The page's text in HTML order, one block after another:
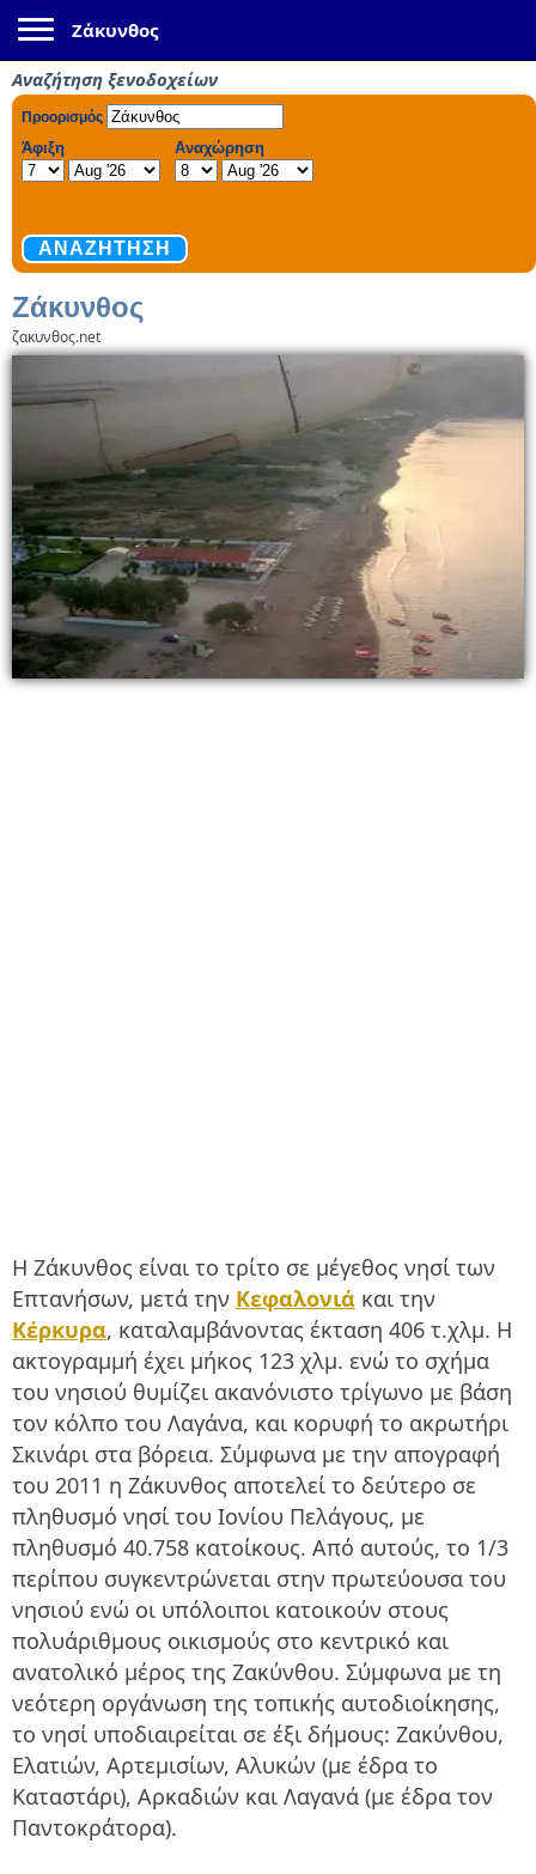
Ζάκυνθος
Αναζήτηση ξενοδοχείων
Ζάκυνθος
ζακυνθος.net
Η Ζάκυνθος είναι το τρίτο σε μέγεθος νησί των
Επτανήσων, μετά την Κεφαλονιά και την
Κέρκυρα, καταλαμβάνοντας έκταση 406 τ.χλμ. Η
ακτογραμμή έχει μήκος 123 χλμ. ενώ το σχήμα
του νησιού θυμίζει ακανόνιστο τρίγωνο με βάση
τον κόλπο του Λαγάνα, και κορυφή το ακρωτήρι
Σκινάρι στα βόρεια. Σύμφωνα με την απογραφή
του 2011 η Ζάκυνθος αποτελεί το δεύτερο σε
πληθυσμό νησί του Ιονίου Πελάγους, με
πληθυσμό 40.758 κατοίκους. Από αυτούς, το 1/3
περίπου συγκεντρώνεται στην πρωτεύουσα του
νησιού ενώ οι υπόλοιποι κατοικούν στους
πολυάριθμους οικισμούς στο κεντρικό και
ανατολικό μέρος της Ζακύνθου. Σύμφωνα με τη
νεότερη οργάνωση της τοπικής αυτοδιοίκησης,
το νησί υποδιαιρείται σε έξι δήμους: Ζακύνθου,
Ελατιών, Αρτεμισίων, Αλυκών (με έδρα το
Καταστάρι), Αρκαδιών και Λαγανά (με έδρα τον
Παντοκράτορα).